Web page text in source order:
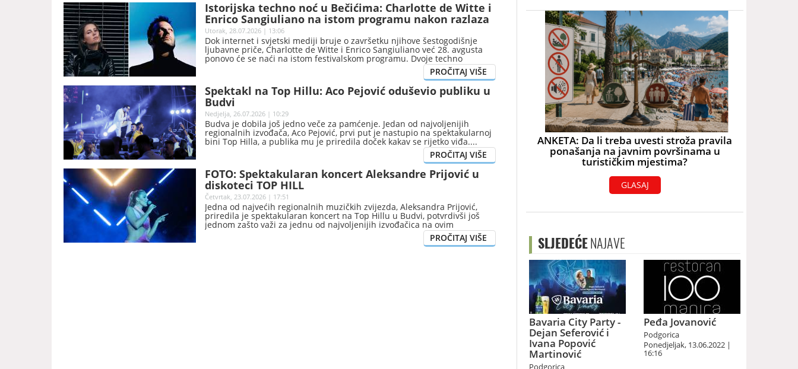
Istorijska techno noć u Bečićima: Charlotte de Witte i
Enrico Sangiuliano na istom programu nakon razlaza
Utorak, 28.07.2026 | 13:06
Dok internet i svjetski mediji bruje o završetku njihove šestogodišnje
ljubavne priče, Charlotte de Witte i Enrico Sangiuliano već 28. avgusta
ponovo će se naći na istom festivalskom programu. Dvoje techno
velikana nastupiće iste večeri na Sea Dance Editionu u Bečićima, na
jednom od svega dva trenutno najavljena događaja koja se do kraja
godine pojavljuju u kalendarima oba izvođača, dajući novo značenje
njihovoj poruci da će ostati „uvijek povezani muzikom”.
Spektakl na Top Hillu: Aco Pejović oduševio publiku u
Budvi
Nedjelja, 26.07.2026 | 10:29
Budva je dobila još jedno veče za pamćenje. Jedan od najvoljenijih
regionalnih izvođača, Aco Pejović, prvi put je nastupio na spektakularnoj
bini Top Hilla, a publika mu je priredila doček kakav se rijetko viđa.
FOTO: Spektakularan koncert Aleksandre Prijović u
diskoteci TOP HILL
Četvrtak, 23.07.2026 | 17:51
Jedna od najvećih regionalnih muzičkih zvijezda, Aleksandra Prijović,
priredila je spektakularan koncert na Top Hillu u Budvi, potvrdivši još
jednom zašto važi za jednu od najvoljenijih izvođačica na ovim
prostorima.
ANKETA: Da li treba uvesti stroža pravila
ponašanja na javnim površinama u
turističkim mjestima?
GLASAJ
SLJEDEĆENAJAVE
Bavaria City Party -
Dejan Seferović i
Ivana Popović
Martinović
Podgorica
Peđa Jovanović
Podgorica
Ponedjeljak, 13.06.2022 |
16:16